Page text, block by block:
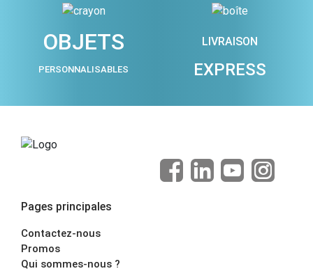
OBJETS
PERSONNALISABLES
LIVRAISON
EXPRESS
Pages principales
Contactez-nous
Promos
Qui sommes-nous ?